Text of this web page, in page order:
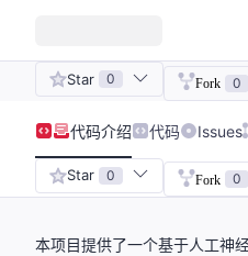
Star 0 Fork 0
代码介绍 代码 Issues
Star 0 Fork 0
本项目提供了一个基于人工神